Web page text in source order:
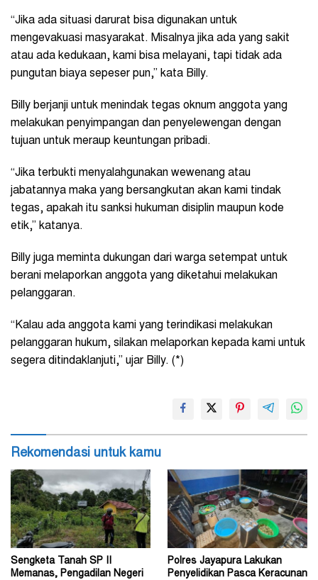
“Jika ada situasi darurat bisa digunakan untuk
mengevakuasi masyarakat. Misalnya jika ada yang sakit
atau ada kedukaan, kami bisa melayani, tapi tidak ada
pungutan biaya sepeser pun,” kata Billy.
Billy berjanji untuk menindak tegas oknum anggota yang
melakukan penyimpangan dan penyelewengan dengan
tujuan untuk meraup keuntungan pribadi.
“Jika terbukti menyalahgunakan wewenang atau
jabatannya maka yang bersangkutan akan kami tindak
tegas, apakah itu sanksi hukuman disiplin maupun kode
etik,” katanya.
Billy juga meminta dukungan dari warga setempat untuk
berani melaporkan anggota yang diketahui melakukan
pelanggaran.
“Kalau ada anggota kami yang terindikasi melakukan
pelanggaran hukum, silakan melaporkan kepada kami untuk
segera ditindaklanjuti,” ujar Billy. (*)
Rekomendasi untuk kamu
Sengketa Tanah SP II
Memanas, Pengadilan Negeri
Polres Jayapura Lakukan
Penyelidikan Pasca Keracunan